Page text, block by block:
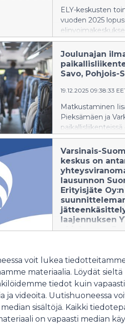
ELY-keskusten
vuoden 2025
toimintansa
keskusten
jatkossa tietoa
Joulunajan
Savo, Pohjois-
19.12.2025 09:38:33
Matkustaminen
Pieksämäen ja
22.-23.12.2025.
Varsinais-
keskus on
lausunnon
Erityisjäte Oy:n
laajennuksen
ohjelmasta,
Suomen
toimittanut
Suomen ELY-
arviointiohjelman,
Marinkorven
voit lukea
materiaalia. Löydät sieltä
tiedot kuin vapaasti
ja videoita. Uutishuoneessa
median sisältöjä. Kaikki
on vapaasti median